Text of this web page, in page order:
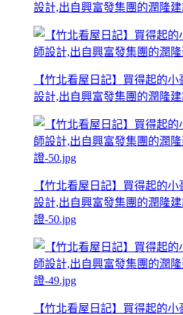
設計,出自興富發集團的潤隆
【竹北看屋日記】買得起的
設計,出自興富發集團的潤隆
【竹北看屋日記】買得起的
設計,出自興富發集團的潤隆
證-50.jpg
【竹北看屋日記】買得起的